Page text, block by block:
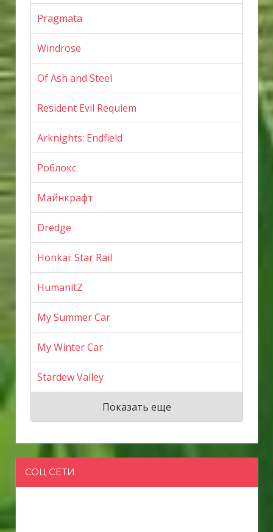
Pragmata
Windrose
Of Ash and Steel
Resident Evil Requiem
Arknights: Endfield
Роблокс
Майнкрафт
Dredge
Honkai: Star Rail
HumanitZ
My Summer Car
My Winter Car
Stardew Valley
Показать еще
СОЦ СЕТИ